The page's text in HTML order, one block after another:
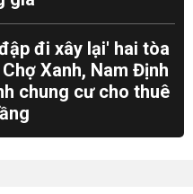
đi xây lại' hai tòa
Xanh, Nam Định
chung cư cho thuê